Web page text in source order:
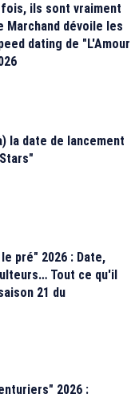
ils sont vraiment
Marchand dévoile les
dating de "L'Amour
la date de lancement
pré" 2026 : Date,
Tout ce qu'il
21 du
2026 :